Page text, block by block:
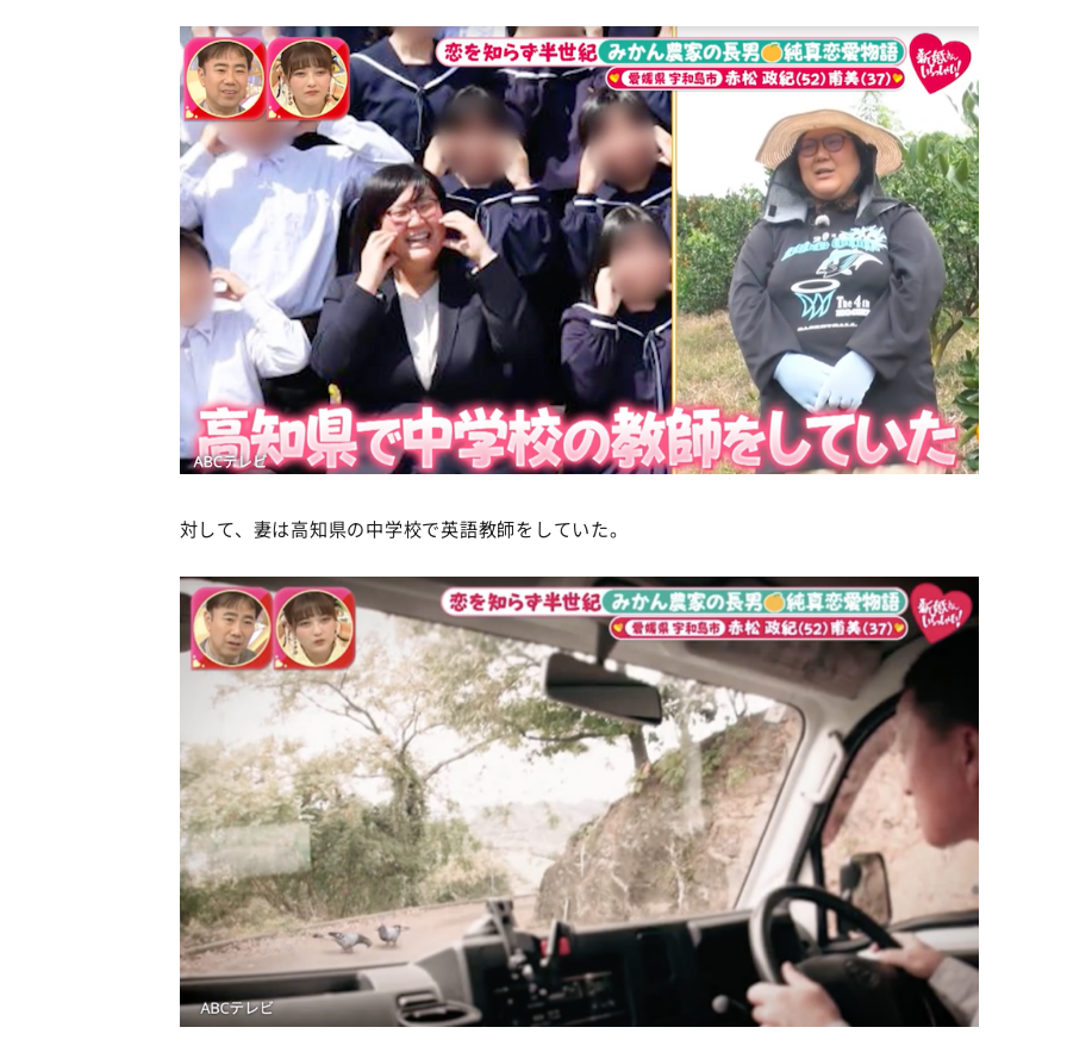
対して、妻は高知県の中学校で英語教師をしていた。